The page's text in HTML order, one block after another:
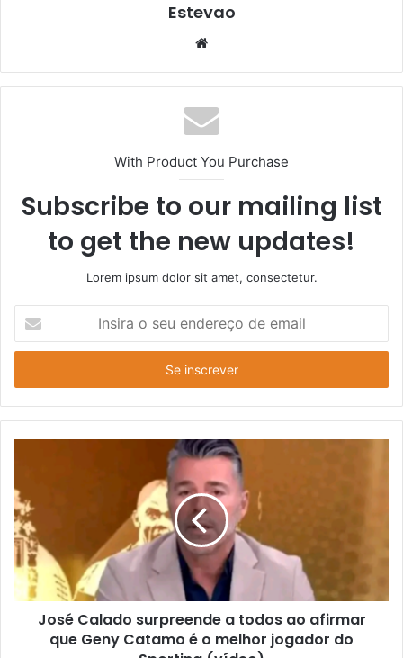
Estevao
Website
With Product You Purchase
Subscribe to our mailing list
to get the new updates!
Lorem ipsum dolor sit amet, consectetur.
seu
de
email
José Calado surpreende a todos ao afirmar
que Geny Catamo é o melhor jogador do